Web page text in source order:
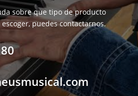
sobre que tipo de producto
escoger, puedes contactarnos.